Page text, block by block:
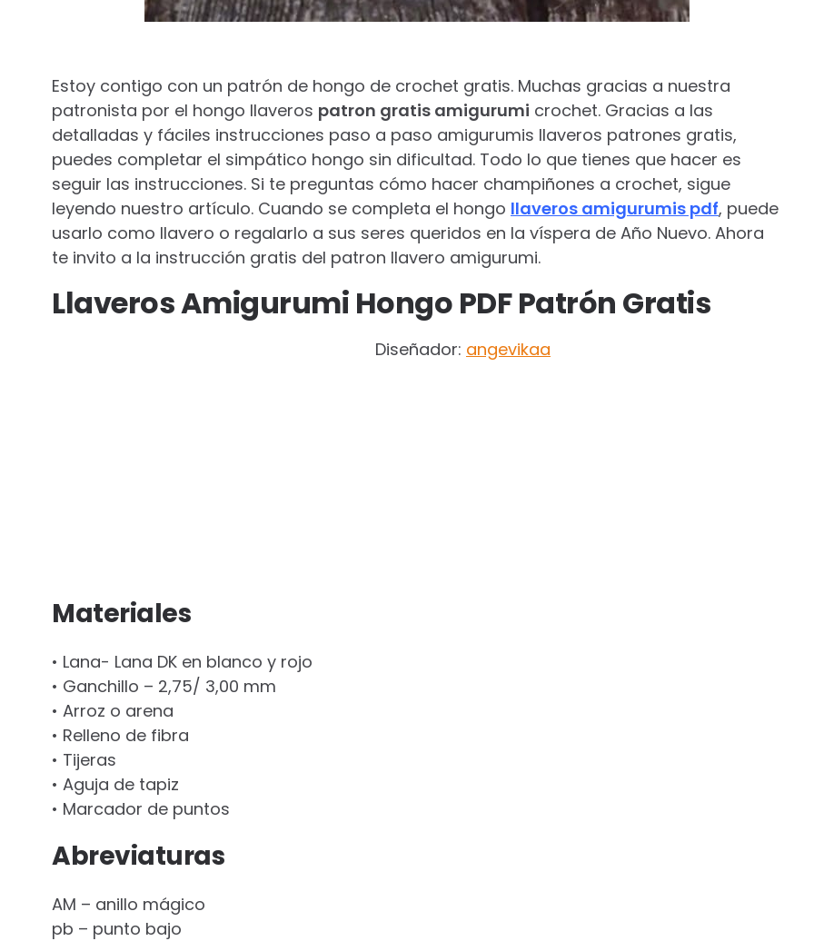
Estoy contigo con un patrón de hongo de crochet gratis. Muchas gracias a nuestra
patronista por el hongo llaveros patron gratis amigurumi crochet. Gracias a las
detalladas y fáciles instrucciones paso a paso amigurumis llaveros patrones gratis,
puedes completar el simpático hongo sin dificultad. Todo lo que tienes que hacer es
seguir las instrucciones. Si te preguntas cómo hacer champiñones a crochet, sigue
leyendo nuestro artículo. Cuando se completa el hongo llaveros amigurumis pdf, puede
usarlo como llavero o regalarlo a sus seres queridos en la víspera de Año Nuevo. Ahora
te invito a la instrucción gratis del patron llavero amigurumi.
Llaveros Amigurumi Hongo PDF Patrón Gratis
Diseñador: angevikaa
Materiales
• Lana- Lana DK en blanco y rojo
• Ganchillo – 2,75/ 3,00 mm
• Arroz o arena
• Relleno de fibra
• Tijeras
• Aguja de tapiz
• Marcador de puntos
Abreviaturas
AM – anillo mágico
pb – punto bajo